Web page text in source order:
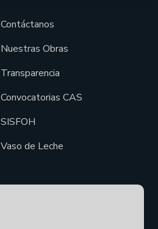
Contáctanos
Nuestras Obras
Transparencia
Convocatorias CAS
SISFOH
Vaso de Leche